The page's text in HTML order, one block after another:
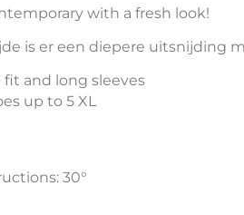
with a fresh look!
is er een diepere uitsnijding
fit and long sleeves
up to 5 XL
30°